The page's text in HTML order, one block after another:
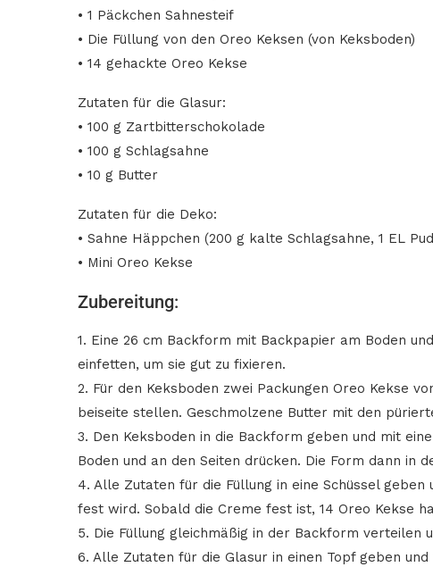
• ⁠1 Päckchen Sahnesteif
• Die Füllung von den Oreo Keksen (von Keksboden)
• 14 gehackte Oreo Kekse
Zutaten für die Glasur:
• 100 g Zartbitterschokolade
• 100 g Schlagsahne
• 10 g Butter
Zutaten für die Deko:
• Sahne Häppchen (200 g kalte Schlagsahne, 1 EL
• Mini Oreo Kekse
Zubereitung:
1. Eine 26 cm Backform mit Backpapier am Boden
einfetten, um sie gut zu fixieren.
2. Für den Keksboden zwei Packungen Oreo Kekse
beiseite stellen. Geschmolzene Butter mit den
3. Den Keksboden in die Backform geben und mit
Boden und an den Seiten drücken. Die Form dann in
4. Alle Zutaten für die Füllung in eine Schüssel
fest wird. Sobald die Creme fest ist, 14 Oreo Kekse
5. Die Füllung gleichmäßig in der Backform verteilen
6. Alle Zutaten für die Glasur in einen Topf geben